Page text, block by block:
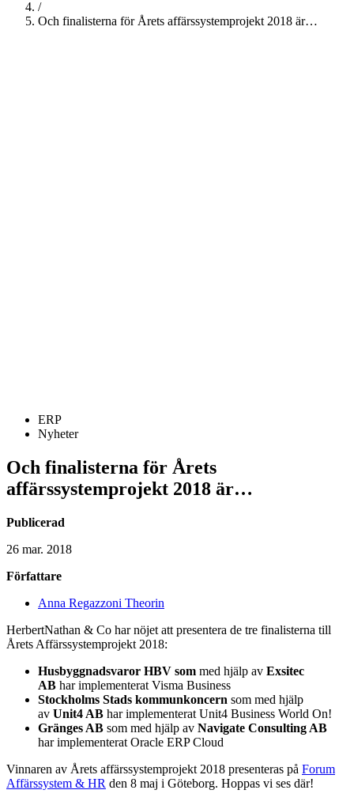
/
Och finalisterna för Årets affärssystemprojekt 2018 är…
ERP
Nyheter
Och finalisterna för Årets
affärssystemprojekt 2018 är…
Publicerad
26 mar. 2018
Författare
Anna Regazzoni Theorin
HerbertNathan & Co har nöjet att presentera de tre finalisterna till
Årets Affärssystemprojekt 2018:
Husbyggnadsvaror HBV som med hjälp av Exsitec
AB har implementerat Visma Business
Stockholms Stads kommunkoncern som med hjälp
av Unit4 AB har implementerat Unit4 Business World On!
Gränges AB som med hjälp av Navigate Consulting AB
har implementerat Oracle ERP Cloud
Vinnaren av Årets affärssystemprojekt 2018 presenteras på Forum
Affärssystem & HR den 8 maj i Göteborg. Hoppas vi ses där!